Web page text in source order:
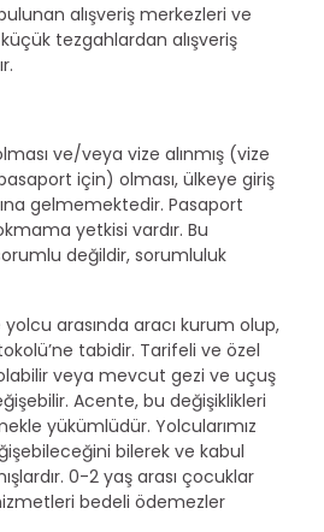
alışveriş merkezleri ve
tezgahlardan alışveriş
ve/veya vize alınmış (vize
için) olması, ülkeye giriş
gelmemektedir. Pasaport
yetkisi vardır. Bu
değildir, sorumluluk
arasında aracı kurum olup,
tabidir. Tarifeli ve özel
veya mevcut gezi ve uçuş
Acente, bu değişiklikleri
yükümlüdür. Yolcularımız
bilerek ve kabul
0-2 yaş arası çocuklar
bedeli ödemezler